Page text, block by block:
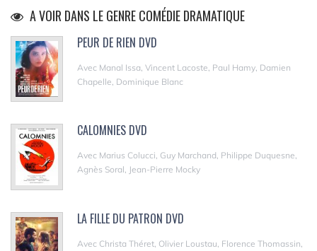
A VOIR DANS LE GENRE COMÉDIE DRAMATIQUE
PEUR DE RIEN DVD
Avec Manal Issa, Vincent Lacoste, Paul Hamy, Damien
Chapelle, Dominique Blanc
CALOMNIES DVD
Avec Marius Colucci, Guy Marchand, Philippe Duquesne,
Agnès Soral, Jean-Pierre Mocky
LA FILLE DU PATRON DVD
Avec Christa Théret, Olivier Loustau, Florence Thomassin,